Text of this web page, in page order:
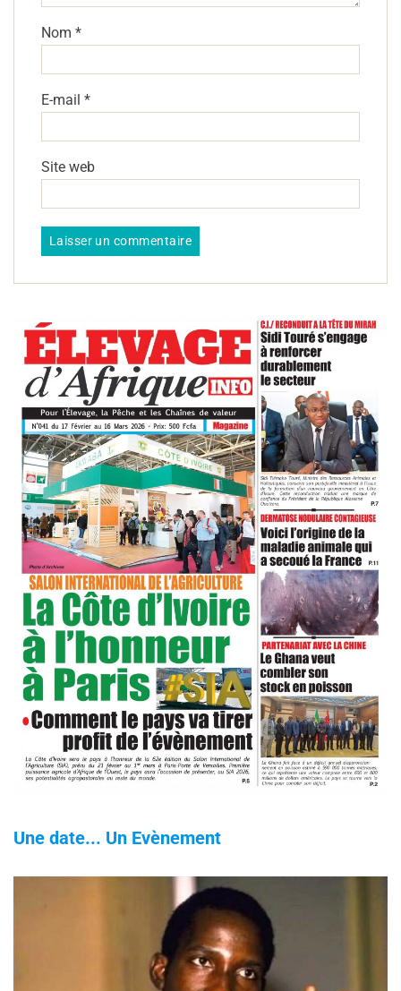
Nom *
E-mail *
Site web
Une date... Un Evènement